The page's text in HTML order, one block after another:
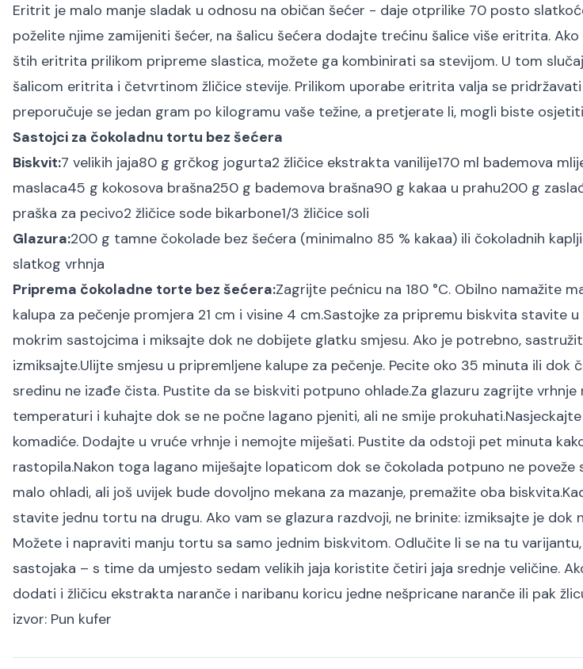
Eritrit je malo manje sladak u odnosu na običan šećer - daje otprilike 70 posto
poželite njime zamijeniti šećer, na šalicu šećera dodajte trećinu šalice više eritrita.
štih eritrita prilikom pripreme slastica, možete ga kombinirati sa stevijom. U tom
šalicom eritrita i četvrtinom žličice stevije. Prilikom uporabe eritrita valja se pridržavati
preporučuje se jedan gram po kilogramu vaše težine, a pretjerate li, mogli biste
Sastojci za čokoladnu tortu bez šećera
Biskvit:7 velikih jaja80 g grčkog jogurta2 žličice ekstrakta vanilije170 ml bademova
maslaca45 g kokosova brašna250 g bademova brašna90 g kakaa u prahu200 g
praška za pecivo2 žličice sode bikarbone1/3 žličice soli
Glazura:200 g tamne čokolade bez šećera (minimalno 85 % kakaa) ili čokoladnih
slatkog vrhnja
Priprema čokoladne torte bez šećera:Zagrijte pećnicu na 180 °C. Obilno namažite
kalupa za pečenje promjera 21 cm i visine 4 cm.Sastojke za pripremu biskvita stavite
mokrim sastojcima i miksajte dok ne dobijete glatku smjesu. Ako je potrebno,
izmiksajte.Ulijte smjesu u pripremljene kalupe za pečenje. Pecite oko 35 minuta ili dok
sredinu ne izađe čista. Pustite da se biskviti potpuno ohlade.Za glazuru zagrijte vrhnje
temperaturi i kuhajte dok se ne počne lagano pjeniti, ali ne smije prokuhati.
komadiće. Dodajte u vruće vrhnje i nemojte miješati. Pustite da odstoji pet minuta
rastopila.Nakon toga lagano miješajte lopaticom dok se čokolada potpuno ne poveže
malo ohladi, ali još uvijek bude dovoljno mekana za mazanje, premažite oba biskvita.
stavite jednu tortu na drugu. Ako vam se glazura razdvoji, ne brinite: izmiksajte je dok
Možete i napraviti manju tortu sa samo jednim biskvitom. Odlučite li se na tu
sastojaka – s time da umjesto sedam velikih jaja koristite četiri jaja srednje veličine.
dodati i žličicu ekstrakta naranče i naribanu koricu jedne nešpricane naranče ili pak
izvor: Pun kufer